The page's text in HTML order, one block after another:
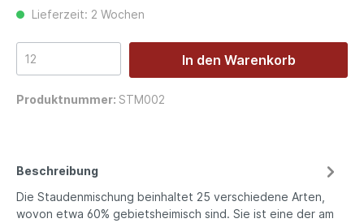
Lieferzeit: 2 Wochen
In den Warenkorb
Produktnummer: STM002
Beschreibung
Die Staudenmischung beinhaltet 25 verschiedene Arten,
wovon etwa 60% gebietsheimisch sind. Sie ist eine der am